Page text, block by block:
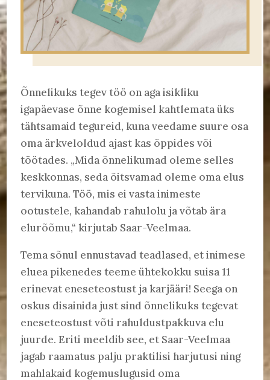
Õnnelikuks tegev töö on aga isikliku
igapäevase õnne kogemisel kahtlemata üks
tähtsamaid tegureid, kuna veedame suure osa
oma ärkveloldud ajast kas õppides või
töötades. „Mida õnnelikumad oleme selles
keskkonnas, seda õitsvamad oleme oma elus
tervikuna. Töö, mis ei vasta inimeste
ootustele, kahandab rahulolu ja võtab ära
elurõõmu,“ kirjutab Saar-Veelmaa.
Tema sõnul ennustavad teadlased, et inimese
eluea pikenedes teeme ühtekokku suisa 11
erinevat eneseteostust ja karjääri! Seega on
oskus disainida just sind õnnelikuks tegevat
eneseteostust võti rahuldustpakkuva elu
juurde. Eriti meeldib see, et Saar-Veelmaa
jagab raamatus palju praktilisi harjutusi ning
mahlakaid kogemuslugusid oma